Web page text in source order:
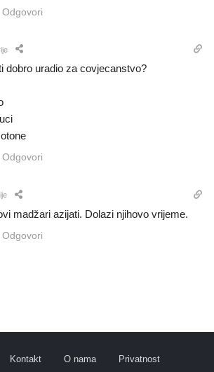
Odgovori
dobro uradio za covjecanstvo?
Odgovori
madžari azijati. Dolazi njihovo vrijeme.
Odgovori
Kontakt O nama Privatnost